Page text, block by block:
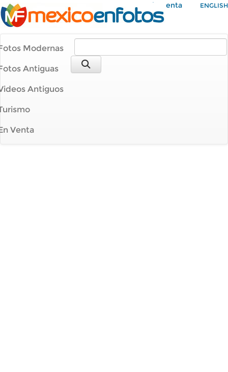
Mi Cuenta ENGLISH
Modernas
Antiguas
Antiguos
Venta